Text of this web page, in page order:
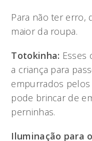
Para não ter erro,
maior da roupa.
Totokinha: Esses
a criança para
empurrados pelos
pode brincar de
perninhas.
Iluminação para